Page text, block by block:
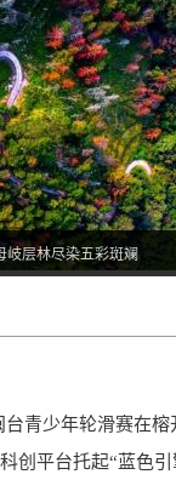
岐层林尽染五彩斑斓
台青少年轮滑赛在
创平台托起“蓝色引